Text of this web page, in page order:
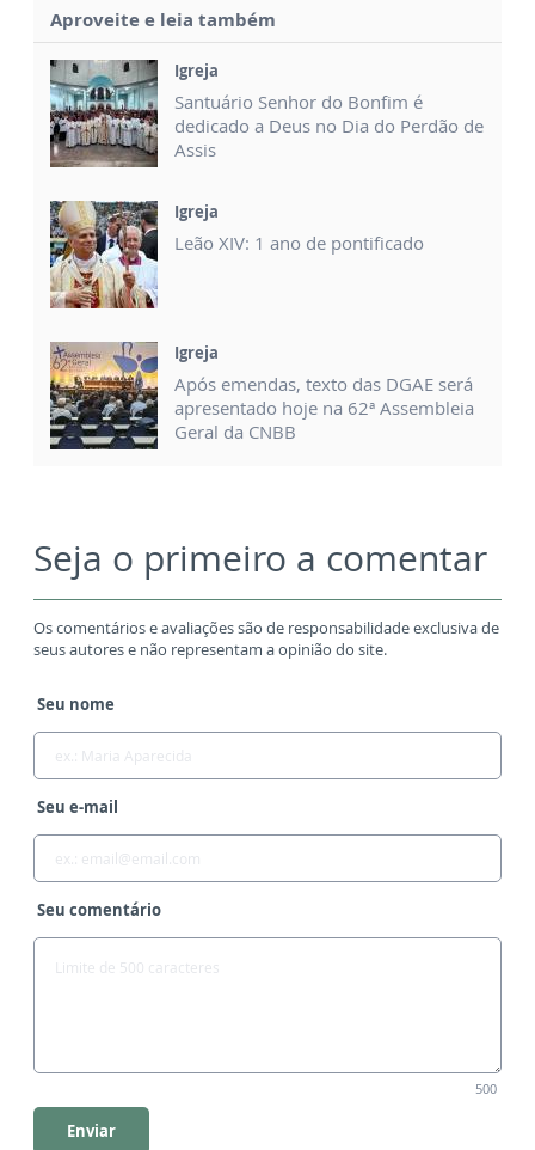
Aproveite e leia também
Igreja
Santuário Senhor do Bonfim é
dedicado a Deus no Dia do Perdão de
Assis
Igreja
Leão XIV: 1 ano de pontificado
Igreja
Após emendas, texto das DGAE será
apresentado hoje na 62ª Assembleia
Geral da CNBB
Seja o primeiro a comentar
Os comentários e avaliações são de responsabilidade exclusiva de
seus autores e não representam a opinião do site.
Seu nome
Seu e-mail
Seu comentário
500
Enviar